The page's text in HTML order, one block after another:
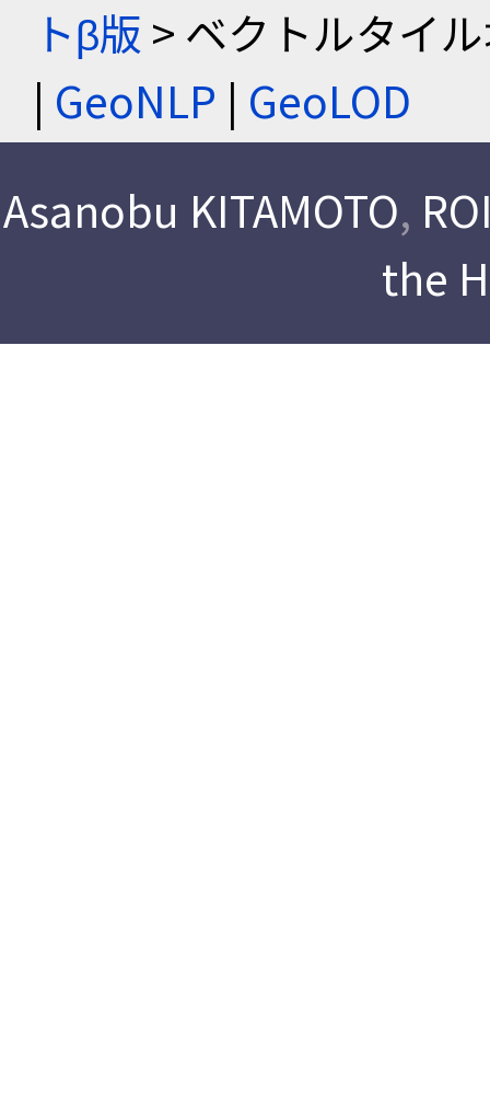
トβ版 > ベクトルタイ
| GeoNLP | GeoLOD
Asanobu KITAMOTO,
the